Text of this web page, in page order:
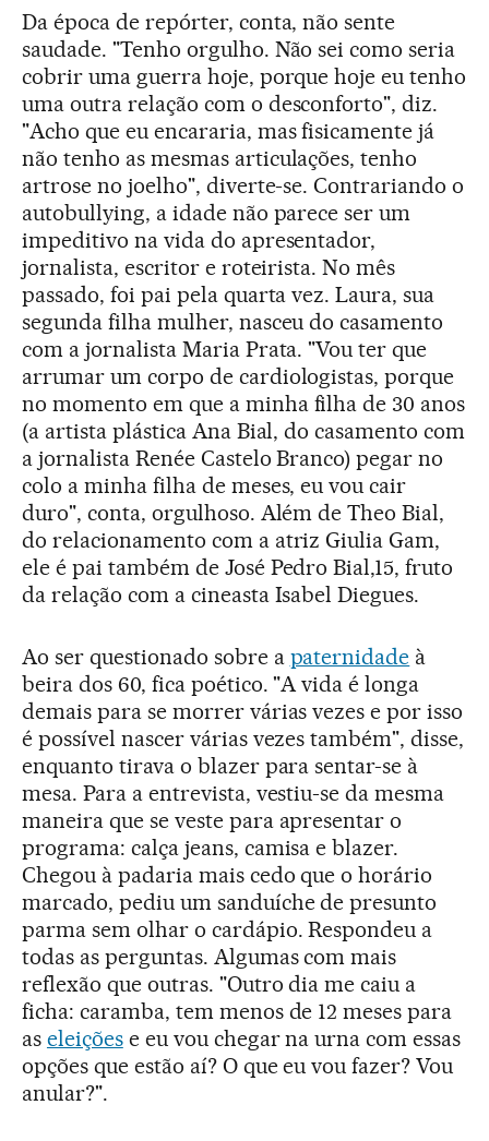
Da época de repórter, conta, não sente
saudade. "Tenho orgulho. Não sei como seria
cobrir uma guerra hoje, porque hoje eu tenho
uma outra relação com o desconforto", diz.
"Acho que eu encararia, mas fisicamente já
não tenho as mesmas articulações, tenho
artrose no joelho", diverte-se. Contrariando o
autobullying, a idade não parece ser um
impeditivo na vida do apresentador,
jornalista, escritor e roteirista. No mês
passado, foi pai pela quarta vez. Laura, sua
segunda filha mulher, nasceu do casamento
com a jornalista Maria Prata. "Vou ter que
arrumar um corpo de cardiologistas, porque
no momento em que a minha filha de 30 anos
(a artista plástica Ana Bial, do casamento com
a jornalista Renée Castelo Branco) pegar no
colo a minha filha de meses, eu vou cair
duro", conta, orgulhoso. Além de Theo Bial,
do relacionamento com a atriz Giulia Gam,
ele é pai também de José Pedro Bial,15, fruto
da relação com a cineasta Isabel Diegues.
Ao ser questionado sobre a paternidade à
beira dos 60, fica poético. "A vida é longa
demais para se morrer várias vezes e por isso
é possível nascer várias vezes também", disse,
enquanto tirava o blazer para sentar-se à
mesa. Para a entrevista, vestiu-se da mesma
maneira que se veste para apresentar o
programa: calça jeans, camisa e blazer.
Chegou à padaria mais cedo que o horário
marcado, pediu um sanduíche de presunto
parma sem olhar o cardápio. Respondeu a
todas as perguntas. Algumas com mais
reflexão que outras. "Outro dia me caiu a
ficha: caramba, tem menos de 12 meses para
as eleiçõese eu vou chegar na urna com essas
opções que estão aí? O que eu vou fazer? Vou
anular?".